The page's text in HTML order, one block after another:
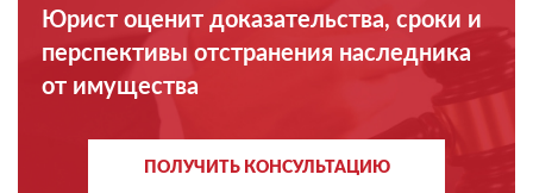
Юрист оценит доказательства, сроки и
перспективы отстранения наследника
от имущества
ПОЛУЧИТЬ КОНСУЛЬТАЦИЮ